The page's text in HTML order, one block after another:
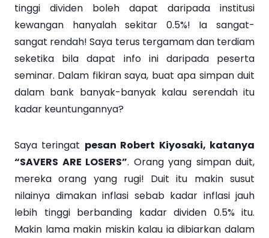
tinggi dividen boleh dapat daripada institusi
kewangan hanyalah sekitar 0.5%! Ia sangat-
sangat rendah! Saya terus tergamam dan terdiam
seketika bila dapat info ini daripada peserta
seminar. Dalam fikiran saya, buat apa simpan duit
dalam bank banyak-banyak kalau serendah itu
kadar keuntungannya?
Saya teringat pesan Robert Kiyosaki, katanya
“SAVERS ARE LOSERS”. Orang yang simpan duit,
mereka orang yang rugi! Duit itu makin susut
nilainya dimakan inflasi sebab kadar inflasi jauh
lebih tinggi berbanding kadar dividen 0.5% itu.
Makin lama makin miskin kalau ia dibiarkan dalam